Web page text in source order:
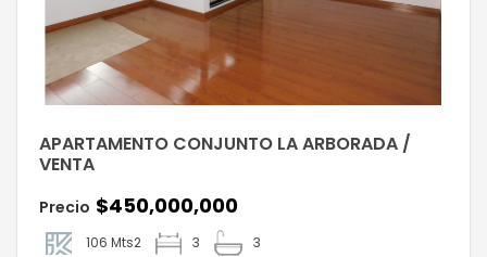
APARTAMENTO CONJUNTO LA ARBORADA /
VENTA
Precio $450,000,000
106 Mts2 3 3